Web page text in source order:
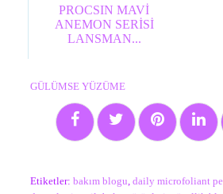
PROCSIN MAVİ
ANEMON SERİSİ
LANSMAN...
GÜLÜMSE YÜZÜME
Etiketler: bakım blogu, daily microfoliant